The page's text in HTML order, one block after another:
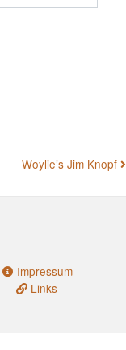
Woylie’s Jim Knopf
Impressum
Links